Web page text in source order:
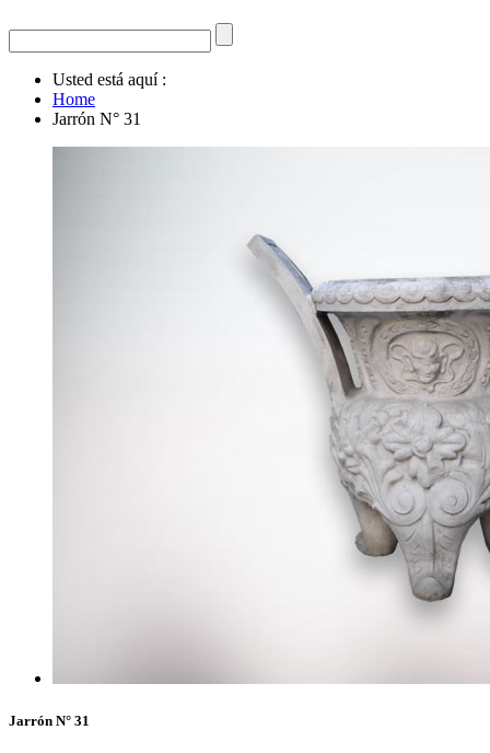
Usted está aquí :
Home
Jarrón N° 31
Jarrón N° 31